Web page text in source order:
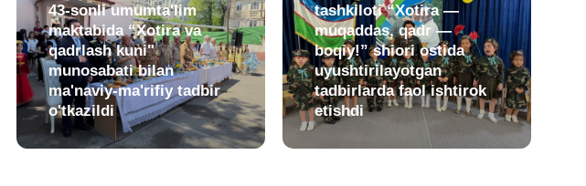
43-sonli umumta'lim
maktabida “Xotira va
qadrlash kuni"
munosabati bilan
ma'naviy-ma'rifiy tadbir
o'tkazildi
tashkiloti “Xotira —
muqaddas, qadr —
boqiy!” shiori ostida
uyushtirilayotgan
tadbirlarda faol ishtirok
etishdi